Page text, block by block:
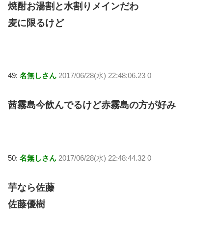
焼酎お湯割と水割りメインだわ
麦に限るけど
49: 名無しさん 2017/06/28(水) 22:48:06.23 0
茜霧島今飲んでるけど赤霧島の方が好み
50: 名無しさん 2017/06/28(水) 22:48:44.32 0
芋なら佐藤
佐藤優樹